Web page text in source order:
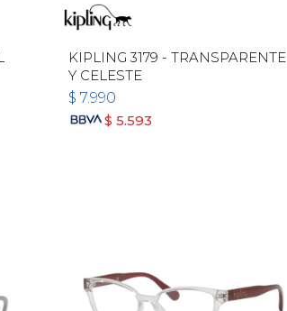
KIPLING 3179 - TRANSPARENTE
Y CELESTE
$ 7.990
$ 5.593